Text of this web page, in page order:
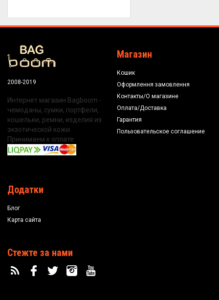
2008-2019
Интернет магазин Bagboom -
чемоданы, сумки, портфели,
кошельки, ремни, изделия из
экзотической кожи.
Принимаем к оплате:
Магазин
Кошик
Оформлення замовлення
Контакты/О магазине
Оплата/Доставка
Гарантия
Пользовательское соглашение
Додатки
Блог
Карта сайта
Стежте за нами